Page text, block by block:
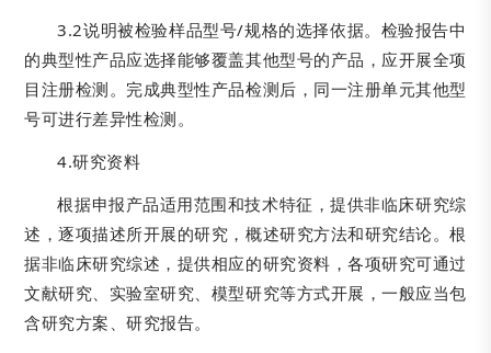
3.2说明被检验样品型号/规格的选择依据。检验报告中
的典型性产品应选择能够覆盖其他型号的产品，应开展全项
目注册检测。完成典型性产品检测后，同一注册单元其他型
号可进行差异性检测。
4.研究资料
根据申报产品适用范围和技术特征，提供非临床研究综
述，逐项描述所开展的研究，概述研究方法和研究结论。根
据非临床研究综述，提供相应的研究资料，各项研究可通过
文献研究、实验室研究、模型研究等方式开展，一般应当包
含研究方案、研究报告。